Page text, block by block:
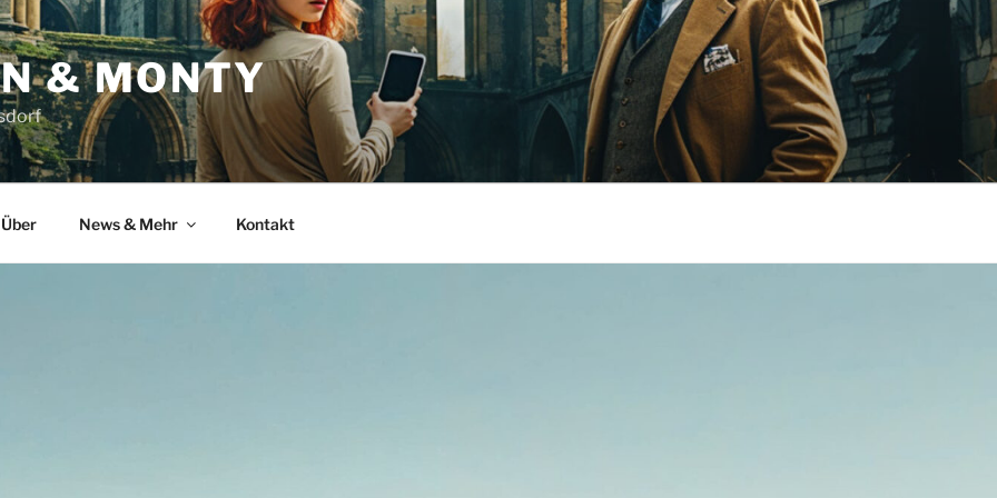
& MONTY
Über News & Mehr Kontakt